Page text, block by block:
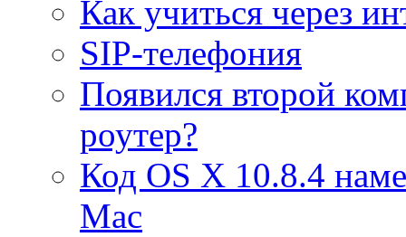
Как учиться через
SIP-телефония
Появился второй
роутер?
Код OS X 10.8.4
Mac